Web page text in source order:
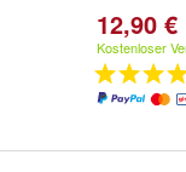
12,90 €
Kostenloser